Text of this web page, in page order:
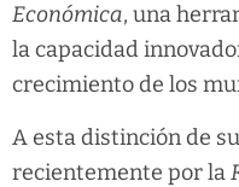
Económica, una
la capacidad
crecimiento de los
A esta distinción de
recientemente por la